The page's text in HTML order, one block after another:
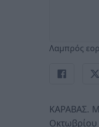
Λαμπρός
ΚΑΡΑΒΑΣ.
Οκτωβρίου